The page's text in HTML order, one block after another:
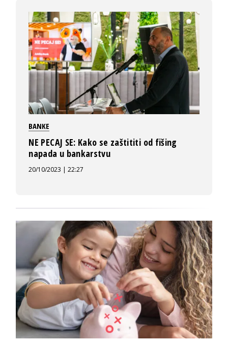
BANKE
NE PECAJ SE: Kako se zaštititi od fišing
napada u bankarstvu
20/10/2023 | 22:27